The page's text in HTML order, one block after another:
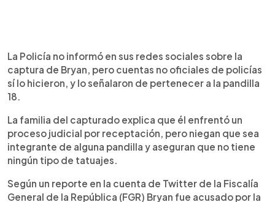
La Policía no informó en sus redes sociales sobre la
captura de Bryan, pero cuentas no oficiales de policías
sí lo hicieron, y lo señalaron de pertenecer a la pandilla
18.
La familia del capturado explica que él enfrentó un
proceso judicial por receptación, pero niegan que sea
integrante de alguna pandilla y aseguran que no tiene
ningún tipo de tatuajes.
Según un reporte en la cuenta de Twitter de la Fiscalía
General de la República (FGR) Bryan fue acusado por la